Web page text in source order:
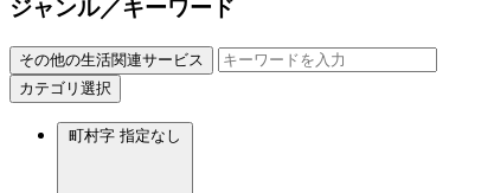
ジャンル／キーワード
その他の生活関連サービス
カテゴリ選択
町村字 指定なし